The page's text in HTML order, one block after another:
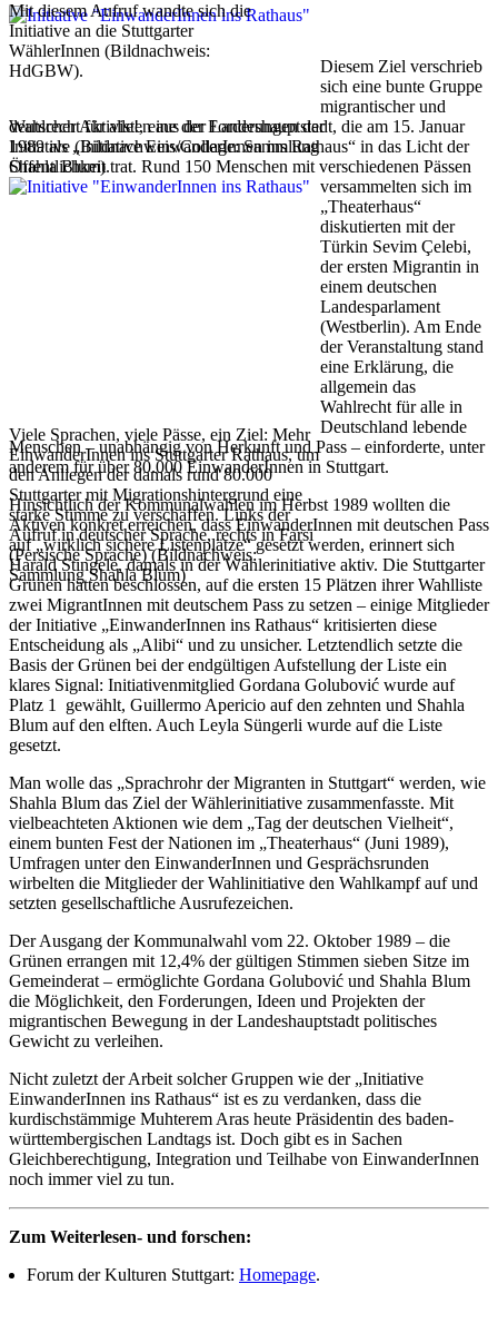
Mit diesem Aufruf wandte sich die
Initiative an die Stuttgarter
WählerInnen (Bildnachweis:
HdGBW).
Wahlrecht für alle!, eine der Forderungen der
Initiative (Bildnachweis/Collage: Sammlung
Shahla Blum).
Viele Sprachen, viele Pässe, ein Ziel: Mehr
EinwanderInnen ins Stuttgarter Rathaus, um
den Anliegen der damals rund 80.000
Stuttgarter mit Migrationshintergrund eine
starke Stimme zu verschaffen. Links der
Aufruf in deutscher Sprache, rechts in Farsi
(Persische Sprache) (Bildnachweis:
Sammlung Shahla Blum)
Diesem Ziel verschrieb
sich eine bunte Gruppe
migrantischer und
deutscher Aktivisten aus der Landeshauptstadt, die am 15. Januar
1989 als „Initiative EinwanderInnen ins Rathaus“ in das Licht der
Öffentlichkeit trat. Rund 150 Menschen mit verschiedenen Pässen
versammelten sich im
„Theaterhaus“
diskutierten mit der
Türkin Sevim Çelebi,
der ersten Migrantin in
einem deutschen
Landesparlament
(Westberlin). Am Ende
der Veranstaltung stand
eine Erklärung, die
allgemein das
Wahlrecht für alle in
Deutschland lebende
Menschen – unabhängig von Herkunft und Pass – einforderte, unter
anderem für über 80.000 EinwanderInnen in Stuttgart.
Hinsichtlich der Kommunalwahlen im Herbst 1989 wollten die
Aktiven konkret erreichen, dass EinwanderInnen mit deutschen Pass
auf „wirklich sichere Listenplätze“ gesetzt werden, erinnert sich
Harald Stingele, damals in der Wählerinitiative aktiv. Die Stuttgarter
Grünen hatten beschlossen, auf die ersten 15 Plätzen ihrer Wahlliste
zwei MigrantInnen mit deutschem Pass zu setzen – einige Mitglieder
der Initiative „EinwanderInnen ins Rathaus“ kritisierten diese
Entscheidung als „Alibi“ und zu unsicher. Letztendlich setzte die
Basis der Grünen bei der endgültigen Aufstellung der Liste ein
klares Signal: Initiativenmitglied Gordana Golubović wurde auf
Platz 1 gewählt, Guillermo Apericio auf den zehnten und Shahla
Blum auf den elften. Auch Leyla Süngerli wurde auf die Liste
gesetzt.
Man wolle das „Sprachrohr der Migranten in Stuttgart“ werden, wie
Shahla Blum das Ziel der Wählerinitiative zusammenfasste. Mit
vielbeachteten Aktionen wie dem „Tag der deutschen Vielheit“,
einem bunten Fest der Nationen im „Theaterhaus“ (Juni 1989),
Umfragen unter den EinwanderInnen und Gesprächsrunden
wirbelten die Mitglieder der Wahlinitiative den Wahlkampf auf und
setzten gesellschaftliche Ausrufezeichen.
Der Ausgang der Kommunalwahl vom 22. Oktober 1989 – die
Grünen errangen mit 12,4% der gültigen Stimmen sieben Sitze im
Gemeinderat – ermöglichte Gordana Golubović und Shahla Blum
die Möglichkeit, den Forderungen, Ideen und Projekten der
migrantischen Bewegung in der Landeshauptstadt politisches
Gewicht zu verleihen.
Nicht zuletzt der Arbeit solcher Gruppen wie der „Initiative
EinwanderInnen ins Rathaus“ ist es zu verdanken, dass die
kurdischstämmige Muhterem Aras heute Präsidentin des baden-
württembergischen Landtags ist. Doch gibt es in Sachen
Gleichberechtigung, Integration und Teilhabe von EinwanderInnen
noch immer viel zu tun.
Zum Weiterlesen- und forschen:
Forum der Kulturen Stuttgart: Homepage.